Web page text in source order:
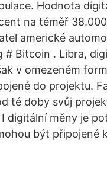
Hodnota
na téměř
americké
Bitcoin . Libra,
v omezeném
do projektu.
té doby svůj
digitální měny je
být připojené